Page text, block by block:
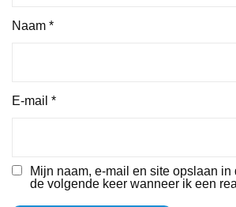
Naam *
E-mail *
Mijn naam, e-mail en site opslaan in
de volgende keer wanneer ik een